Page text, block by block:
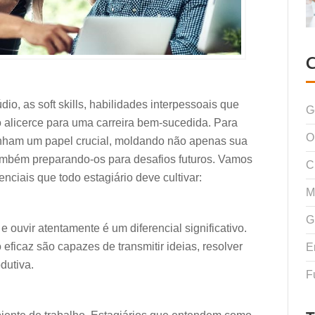
as soft skills, habilidades interpessoais que
para uma carreira bem-sucedida. Para
um papel crucial, moldando não apenas sua
preparando-os para desafios futuros. Vamos
que todo estagiário deve cultivar:
ouvir atentamente é um diferencial significativo.
são capazes de transmitir ideias, resolver